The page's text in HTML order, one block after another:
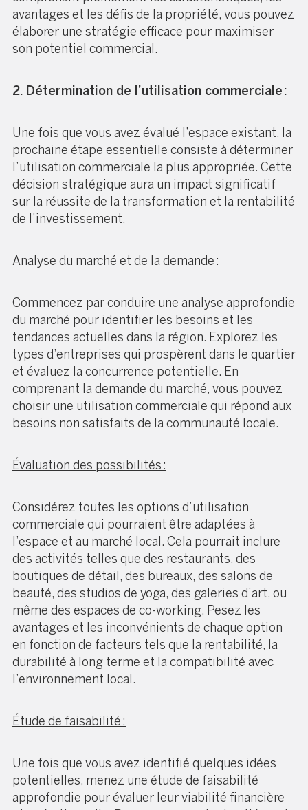
avantages et les défis de la propriété, vous pouvez
élaborer une stratégie efficace pour maximiser
son potentiel commercial.
2. Détermination de l’utilisation commerciale :
Une fois que vous avez évalué l’espace existant, la
prochaine étape essentielle consiste à déterminer
l’utilisation commerciale la plus appropriée. Cette
décision stratégique aura un impact significatif
sur la réussite de la transformation et la rentabilité
de l’investissement.
Analyse du marché et de la demande :
Commencez par conduire une analyse approfondie
du marché pour identifier les besoins et les
tendances actuelles dans la région. Explorez les
types d’entreprises qui prospèrent dans le quartier
et évaluez la concurrence potentielle. En
comprenant la demande du marché, vous pouvez
choisir une utilisation commerciale qui répond aux
besoins non satisfaits de la communauté locale.
Évaluation des possibilités :
Considérez toutes les options d’utilisation
commerciale qui pourraient être adaptées à
l’espace et au marché local. Cela pourrait inclure
des activités telles que des restaurants, des
boutiques de détail, des bureaux, des salons de
beauté, des studios de yoga, des galeries d’art, ou
même des espaces de co-working. Pesez les
avantages et les inconvénients de chaque option
en fonction de facteurs tels que la rentabilité, la
durabilité à long terme et la compatibilité avec
l’environnement local.
Étude de faisabilité :
Une fois que vous avez identifié quelques idées
potentielles, menez une étude de faisabilité
approfondie pour évaluer leur viabilité financière